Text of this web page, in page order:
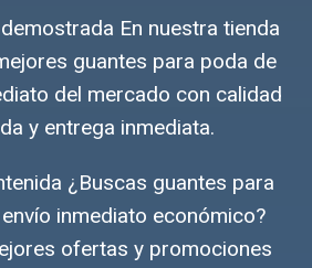
En nuestra tienda
guantes para poda de
del mercado con calidad
y entrega inmediata.
¿Buscas guantes para
inmediato económico?
ofertas y promociones